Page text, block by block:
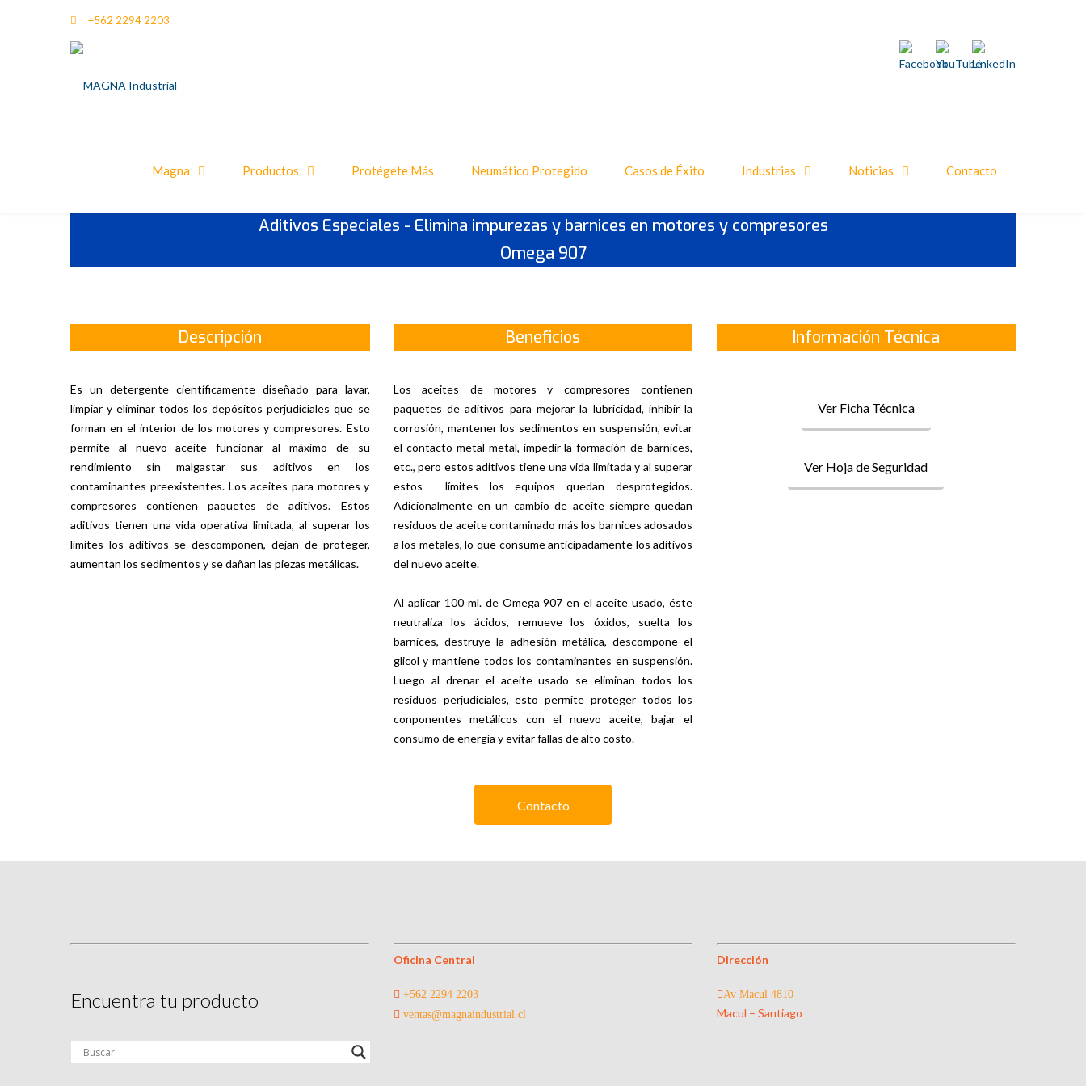
+562 2294 2203
Magna Productos Protégete Más Neumático Protegido Casos de Éxito Industrias Noticias Contacto
Aditivos Especiales - Elimina impurezas y barnices en motores y compresores
Omega 907
Descripción
Es un detergente científicamente diseñado para lavar,
limpiar y eliminar todos los depósitos perjudiciales que se
forman en el interior de los motores y compresores. Esto
permite al nuevo aceite funcionar al máximo de su
rendimiento sin malgastar sus aditivos en los
contaminantes preexistentes. Los aceites para motores y
compresores contienen paquetes de aditivos. Estos
aditivos tienen una vida operativa limitada, al superar los
límites los aditivos se descomponen, dejan de proteger,
aumentan los sedimentos y se dañan las piezas metálicas.
Beneficios
Los aceites de motores y compresores contienen
paquetes de aditivos para mejorar la lubricidad, inhibir la
corrosión, mantener los sedimentos en suspensión, evitar
el contacto metal metal, impedir la formación de barnices,
etc., pero estos aditivos tiene una vida limitada y al superar
estos límites los equipos quedan desprotegidos.
Adicionalmente en un cambio de aceite siempre quedan
residuos de aceite contaminado más los barnices adosados
a los metales, lo que consume anticipadamente los aditivos
del nuevo aceite.
Al aplicar 100 ml. de Omega 907 en el aceite usado, éste
neutraliza los ácidos, remueve los óxidos, suelta los
barnices, destruye la adhesión metálica, descompone el
glicol y mantiene todos los contaminantes en suspensión.
Luego al drenar el aceite usado se eliminan todos los
residuos perjudiciales, esto permite proteger todos los
conponentes metálicos con el nuevo aceite, bajar el
consumo de energía y evitar fallas de alto costo.
Información Técnica
Ver Ficha Técnica
Ver Hoja de Seguridad
Contacto
Encuentra tu producto
Oficina Central
+562 2294 2203
ventas@magnaindustrial.cl
Dirección
Av Macul 4810
Macul – Santiago